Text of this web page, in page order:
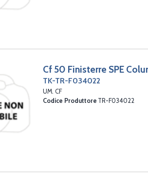
Cf 50 Finisterre SPE
TK-TR-F034022
UM. CF
Codice Produttore TR-F034022